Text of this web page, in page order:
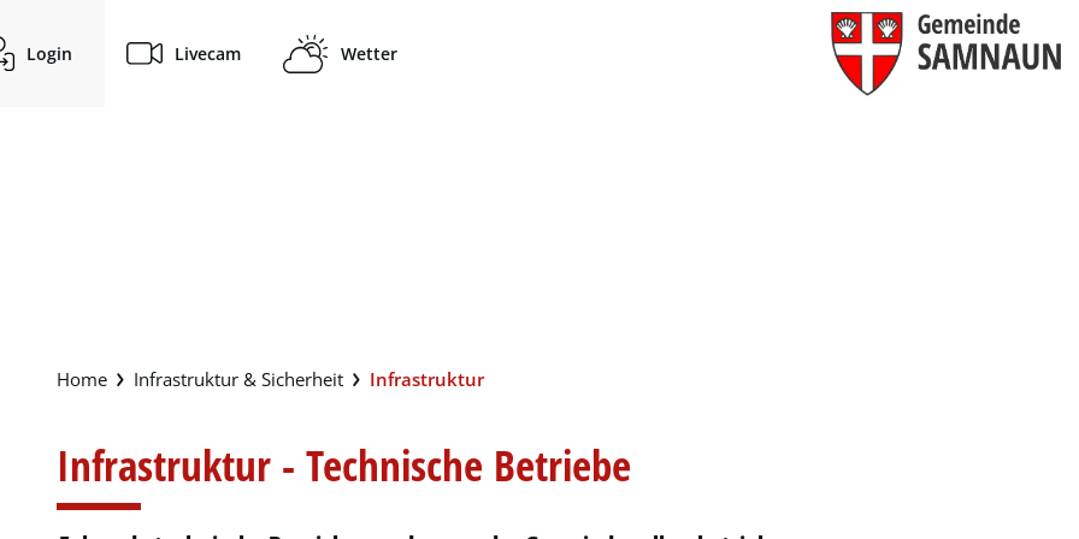
Login Livecam Wetter
Infrastruktur & Sicherheit Infrastruktur(ausgewählt)
Infrastruktur - Technische Betriebe